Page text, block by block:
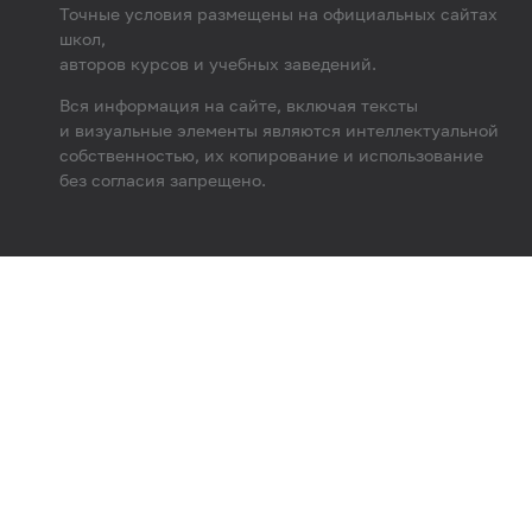
Точные условия размещены на официальных сайтах
школ,
авторов курсов и учебных заведений.
Вся информация на сайте, включая тексты
и визуальные элементы являются интеллектуальной
собственностью, их копирование и использование
без согласия запрещено.